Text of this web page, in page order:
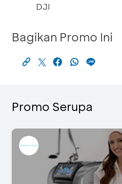
DJI
Bagikan Promo Ini
Promo Serupa